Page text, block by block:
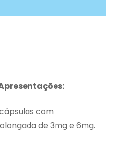
com
de 3mg e 6mg.